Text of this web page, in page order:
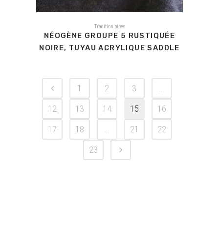
Tradition pipes
NÉOGÈNE GROUPE 5 RUSTIQUÉE
NOIRE, TUYAU ACRYLIQUE SADDLE
1 2 3
12
13 14 15
16
17
18 21
22
23